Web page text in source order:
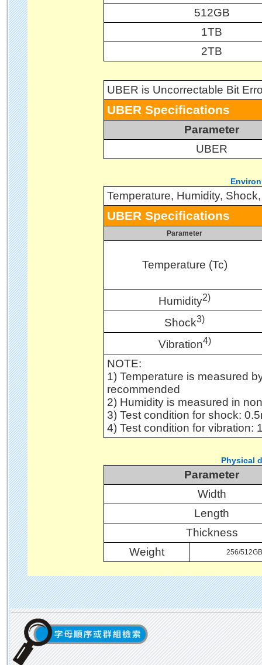
512GB
1TB
2TB
UBER is Uncorrectable Bit
UBER Specifications
Parameter
UBER
Temperature, Humidity,
UBER Specifications
Parameter
Temperature (Tc)
Humidity2)
Shock3)
Vibration4)
NOTE:
1) Temperature is measured
recommended
2) Humidity is measured in
3) Test condition for shock:
4) Test condition for vibration:
Physical
Parameter
Width
Length
Thickness
Weight
256/